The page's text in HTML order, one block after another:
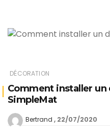
DÉCORATION
Comment installer un
SimpleMat
Bertrand 22/07/2020